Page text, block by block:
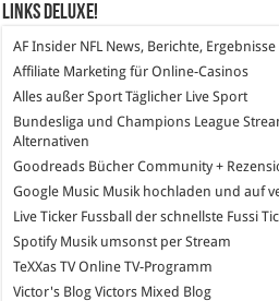
Links DeLuXe!
AF Insider NFL News, Berichte, Ergebnisse
Affiliate Marketing für Online-Casinos
Alles außer Sport Täglicher Live Sport
Bundesliga und Champions League
Alternativen
Goodreads Bücher Community +
Google Music Musik hochladen und auf
Live Ticker Fussball der schnellste Fussi
SpotifyMusik umsonst per Stream
TeXXas TVOnline TV-Programm
Victor's Blog Victors Mixed Blog